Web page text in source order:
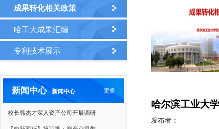
【NEWS】 关于举办哈尔滨工业大学首届师生创业
【NEWS】 哈尔滨工业大学关于哈工大卫星激光
【NEWS】 哈尔滨工业大学关于相关单位停止使用
哈尔滨工业大学关于社会企业在名称中
哈尔滨工业大学关于社会企业违法、违
成果转化相关政策
哈工大成果汇编
专利技术展示
新闻中心 新闻中心 更多
校长韩杰才深入资产公司开展调研
哈尔滨工业大
发布者：